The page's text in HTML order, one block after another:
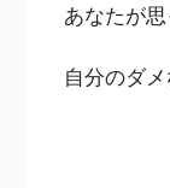
あなたが
自分のダメ